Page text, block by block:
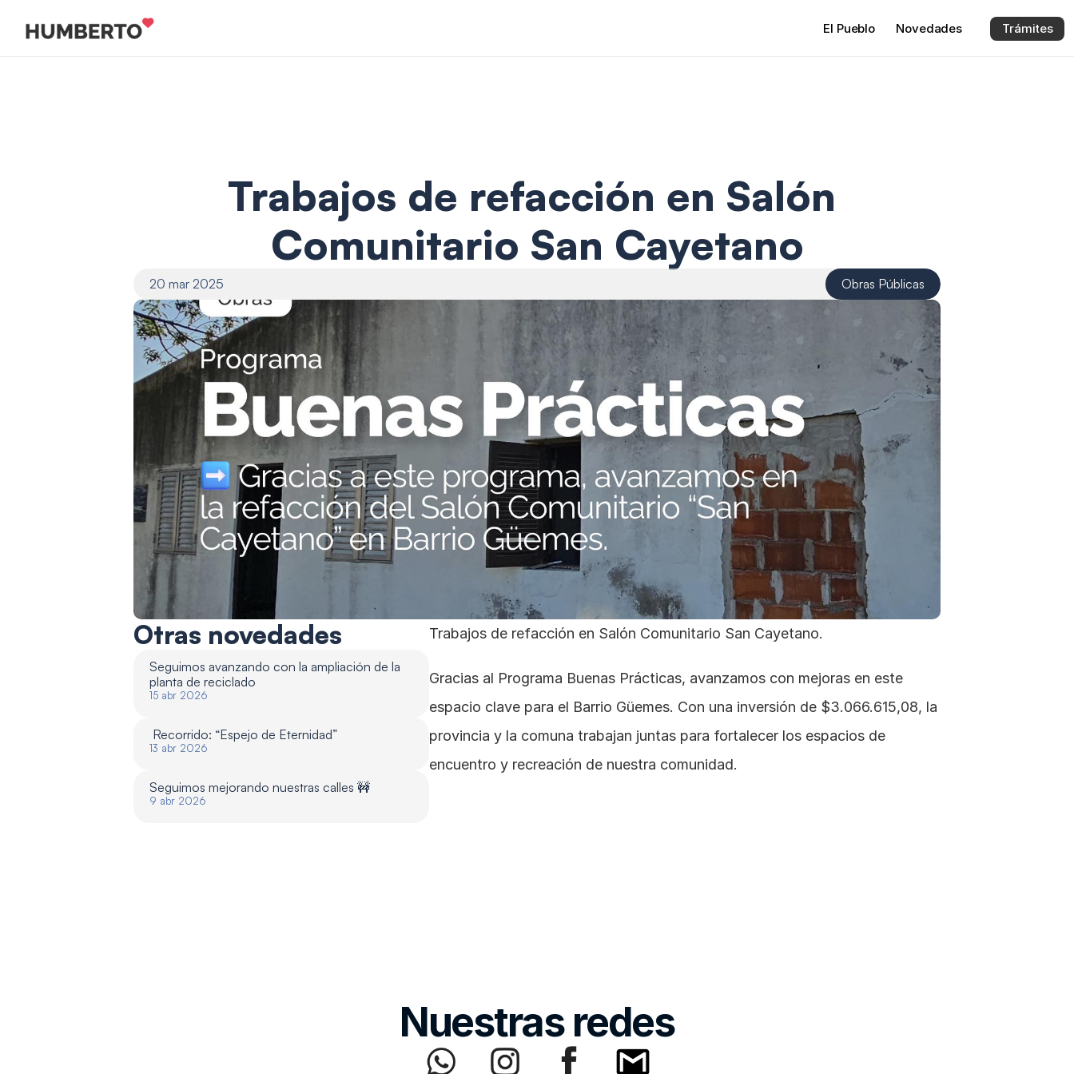
Trabajos de refacción en Salón
Comunitario San Cayetano
20 mar 2025 Obras Públicas
El Pueblo Novedades Trámites
Otras novedades
Seguimos avanzando con la ampliación de la
planta de reciclado
15 abr 2026
Recorrido: “Espejo de Eternidad”
13 abr 2026
Seguimos mejorando nuestras calles 🚧
9 abr 2026
Trabajos de refacción en Salón Comunitario San Cayetano.
Gracias al Programa Buenas Prácticas, avanzamos con mejoras en este
espacio clave para el Barrio Güemes. Con una inversión de $3.066.615,08, la
provincia y la comuna trabajan juntas para fortalecer los espacios de
encuentro y recreación de nuestra comunidad.
Nuestras redes